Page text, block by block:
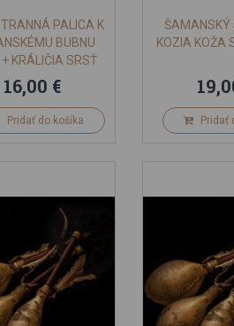
PALICA K
BUBNU
+ KRÁLIČIA SRSŤ
16,00 €
Pridať do košíka
ŠAMANSKÝ
KOZIA KOŽA
Pridať